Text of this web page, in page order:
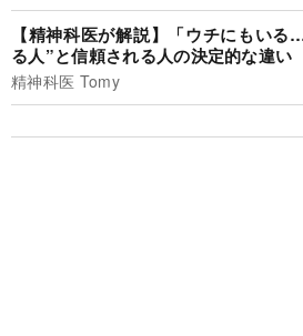
【精神科医が解説】「ウチにもい
る人”と信頼される人の決定的な違い
精神科医 Tomy